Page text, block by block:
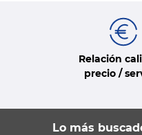
Relación
precio /
Lo más